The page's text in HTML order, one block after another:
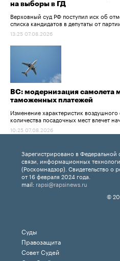
на выборы в ГД
Верховный суд РФ поступил иск об
списка кандидатов в депутаты от
13:25 07.08.2026
ВС: модернизация самолета
таможенных платежей
Изменение характеристик
количества посадочных мест влечет
10:25 07.08.2026
Зарегистрировано в Федеральной
связи, информационных
(Роскомнадзор). Свидетельство
от 16 февраля 2024 года.
mail: rapsi@rapsinews.ru
©
Суды
Правозащита
Совет Судей